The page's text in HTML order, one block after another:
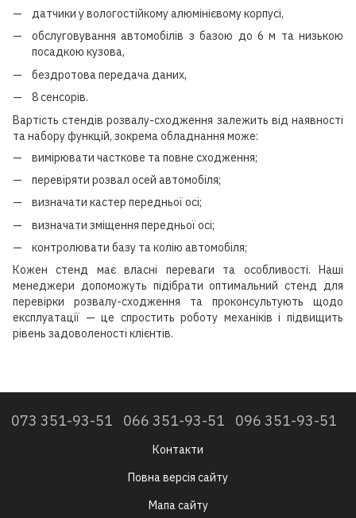
датчики у вологостійкому алюмінієвому корпусі,
обслуговування автомобілів з базою до 6 м та низькою
посадкою кузова,
бездротова передача даних,
8 сенсорів.
Вартість стендів розвалу-сходження залежить від наявності
та набору функцій, зокрема обладнання може:
вимірювати часткове та повне сходження;
перевіряти розвал осей автомобіля;
визначати кастер передньої осі;
визначати зміщення передньої осі;
контролювати базу та колію автомобіля;
Кожен стенд має власні переваги та особливості. Наші
менеджери допоможуть підібрати оптимальний стенд для
перевірки розвалу-сходження та проконсультують щодо
експлуатації — це спростить роботу механіків і підвищить
рівень задоволеності клієнтів.
073 351-93-51 066 351-93-51 096 351-93-51
Контакти
Повна версія сайту
Мапа сайту